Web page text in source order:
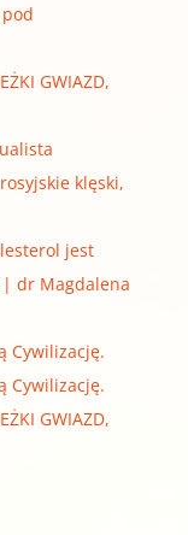
GWIAZD,
klęski,
jest
| dr Magdalena
Cywilizację.
Cywilizację.
GWIAZD,